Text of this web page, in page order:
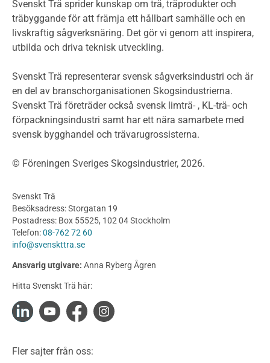
Termer och förkortningar
Planering
Klimatkalkylator hallar
Projektering av trähus - generellt
Byggsystem
Fasadsystem i skivmaterial
Bullerskärmar och andra utomhuskonstruktioner
Byggnation och utförande
Utförande
Produkter
Konstruktionsvirke
Konstruktionsvirke Behandlat
Konstruktionsvirke Fingerskarvat
Konstruktionsvirke Fingerskarvat Obehandlat
Limträ
Fanerträ
Svenskt Trä sprider kunskap om trä, träprodukter och
träbyggande för att främja ett hållbart samhälle och en
livskraftig sågverksnäring. Det gör vi genom att inspirera,
utbilda och driva teknisk utveckling.
Svenskt Trä representerar svensk sågverksindustri och är
en del av branschorganisationen Skogsindustrierna.
Svenskt Trä företräder också svensk limträ- , KL-trä- och
förpackningsindustri samt har ett nära samarbete med
svensk bygghandel och trävarugrossisterna.
© Föreningen Sveriges Skogsindustrier, 2026.
Svenskt Trä
Besöksadress: Storgatan 19
Postadress: Box 55525, 102 04 Stockholm
Telefon:08-762 72 60
info@svenskttra.se
Ansvarig utgivare: Anna Ryberg Ågren
Hitta Svenskt Trä här:
Fler sajter från oss: